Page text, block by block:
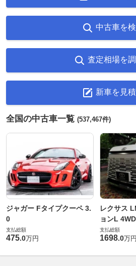
中古車を
査定相場を
新車を見
全国の中古車一覧 (537,467件)
ジャガー Fタイプクーペ 3.
0
支払総額
475.0万円
レクサス
ョンL 4WD
支払総額
1698.0万円